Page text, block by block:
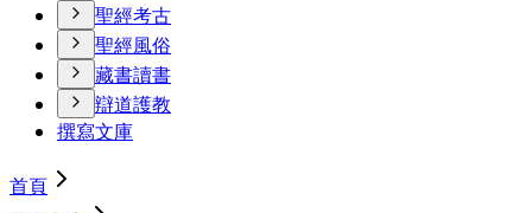
聖經考古
聖經風俗
藏書讀書
辯道護教
撰寫文庫
首頁